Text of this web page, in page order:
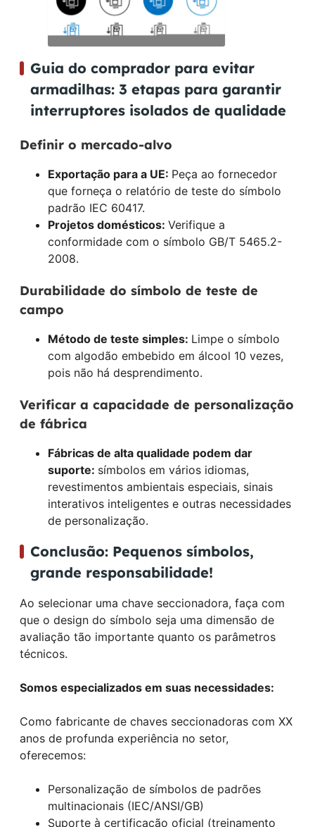
Guia do comprador para evitar
armadilhas: 3 etapas para garantir
interruptores isolados de qualidade
Definir o mercado-alvo
Exportação para a UE: Peça ao fornecedor
que forneça o relatório de teste do símbolo
padrão IEC 60417.
Projetos domésticos: Verifique a
conformidade com o símbolo GB/T 5465.2-
2008.
Durabilidade do símbolo de teste de
campo
Método de teste simples: Limpe o símbolo
com algodão embebido em álcool 10 vezes,
pois não há desprendimento.
Verificar a capacidade de personalização
de fábrica
Fábricas de alta qualidade podem dar
suporte: símbolos em vários idiomas,
revestimentos ambientais especiais, sinais
interativos inteligentes e outras necessidades
de personalização.
Conclusão: Pequenos símbolos,
grande responsabilidade!
Ao selecionar uma chave seccionadora, faça com
que o design do símbolo seja uma dimensão de
avaliação tão importante quanto os parâmetros
técnicos.
Somos especializados em suas necessidades:
Como fabricante de chaves seccionadoras com XX
anos de profunda experiência no setor,
oferecemos:
Personalização de símbolos de padrões
multinacionais (IEC/ANSI/GB)
Suporte à certificação oficial (treinamento